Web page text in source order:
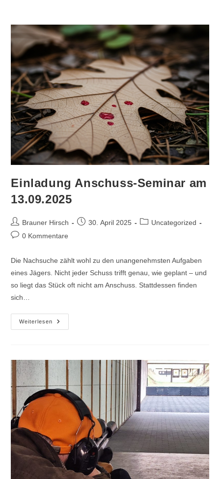
Einladung Anschuss-Seminar am
13.09.2025
Brauner Hirsch 30. April 2025
Uncategorized
0 Kommentare
Die Nachsuche zählt wohl zu den unangenehmsten Aufgaben
eines Jägers. Nicht jeder Schuss trifft genau, wie geplant – und
so liegt das Stück oft nicht am Anschuss. Stattdessen finden
sich…
Weiterlesen